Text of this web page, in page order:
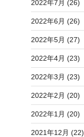
2022年7月 (26)
2022年6月 (26)
2022年5月 (27)
2022年4月 (23)
2022年3月 (23)
2022年2月 (20)
2022年1月 (20)
2021年12月 (22)